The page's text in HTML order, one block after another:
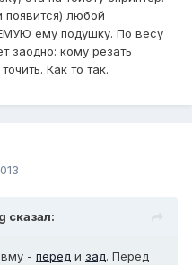
появится) любой
ему подушку. По весу
заодно: кому резать
Как то так.
сказал:
- перед и зад. Перед